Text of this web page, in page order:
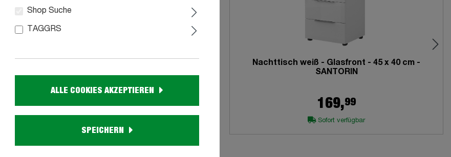
449,
Nachttisch weiß - Glasfront - 45 x 40 cm -
SANTORIN
169,99
Sofort verfügbar
Shop Suche
TAGGRS
ALLE COOKIES AKZEPTIEREN
SPEICHERN